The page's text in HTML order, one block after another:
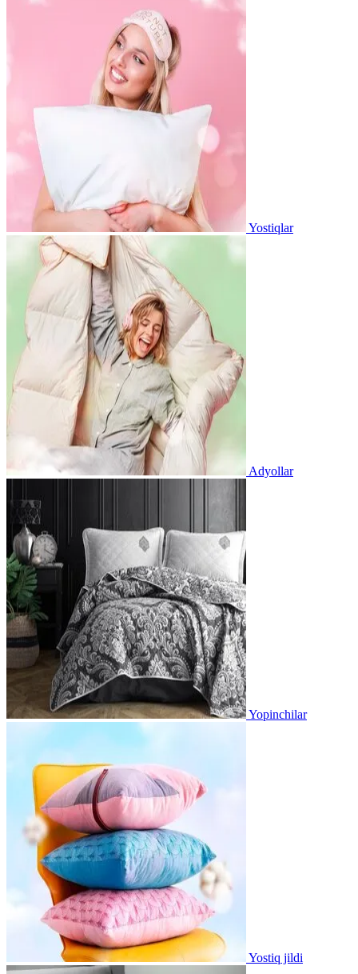
Yostiqlar
Adyollar
Yopinchilar
Yostiq jildi